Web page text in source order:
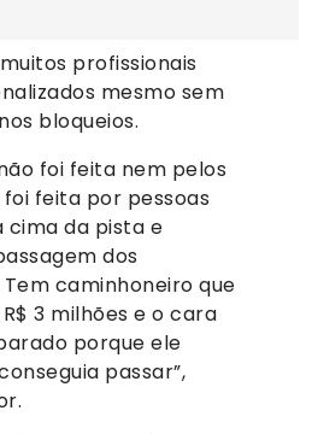
profissionais
mesmo sem
bloqueios.
foi feita nem pelos
feita por pessoas
da pista e
dos
caminhoneiro que
3 milhões e o cara
porque ele
passar”,